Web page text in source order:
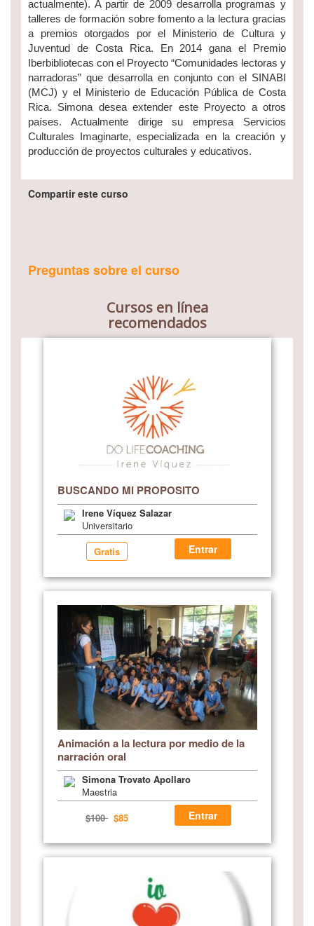
actualmente). A partir de 2009 desarrolla programas y
talleres de formación sobre fomento a la lectura gracias
a premios otorgados por el Ministerio de Cultura y
Juventud de Costa Rica. En 2014 gana el Premio
Iberbibliotecas con el Proyecto “Comunidades lectoras y
narradoras” que desarrolla en conjunto con el SINABI
(MCJ) y el Ministerio de Educación Pública de Costa
Rica. Simona desea extender este Proyecto a otros
países. Actualmente dirige su empresa Servicios
Culturales Imaginarte, especializada en la creación y
producción de proyectos culturales y educativos.
Compartir este curso
Preguntas sobre el curso
Cursos en línea
recomendados
BUSCANDO MI PROPOSITO
Irene Víquez Salazar
Universitario
Gratis
Entrar
Animación a la lectura por medio de la
narración oral
Simona Trovato Apollaro
Maestria
$100$85 Entrar